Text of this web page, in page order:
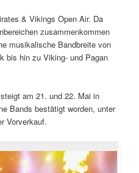
& Vikings Open Air. Da
zusammenkommen
musikalische Bandbreite von
bis hin zu Viking- und Pagan
am 21. und 22. Mai in
Bands bestätigt worden, unter
Vorverkauf.